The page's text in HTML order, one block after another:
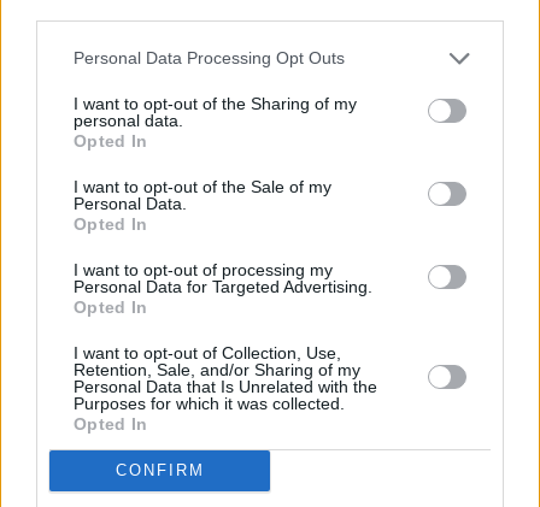
Personal Data Processing Opt Outs
I want to opt-out of the Sharing of my
personal data.
Opted In
I want to opt-out of the Sale of my
Personal Data.
Opted In
I want to opt-out of processing my
Personal Data for Targeted Advertising.
Opted In
I want to opt-out of Collection, Use,
Retention, Sale, and/or Sharing of my
Personal Data that Is Unrelated with the
Purposes for which it was collected.
Opted In
CONFIRM
caso supuso una sanción de 75.000€,
Decreto Legislativo 2/2011, de 5 de
septiembre, por el que se aprueba el
Texto Refundido de la Ley de Puertos
Escribir un comentario
(requerido)